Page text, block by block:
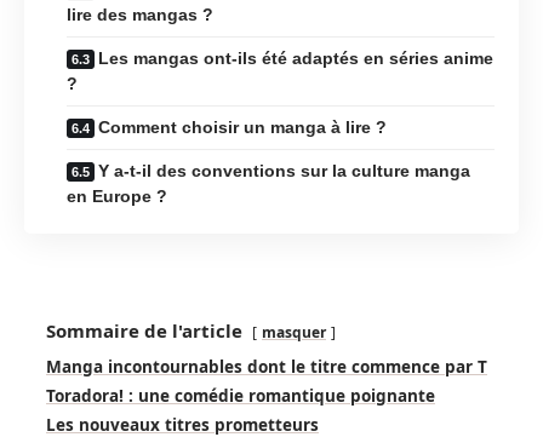
lire des mangas ?
Les mangas ont-ils été adaptés en séries anime
?
Comment choisir un manga à lire ?
Y a-t-il des conventions sur la culture manga
en Europe ?
Sommaire de l'article masquer
Manga incontournables dont le titre commence par T
Toradora! : une comédie romantique poignante
Les nouveaux titres prometteurs